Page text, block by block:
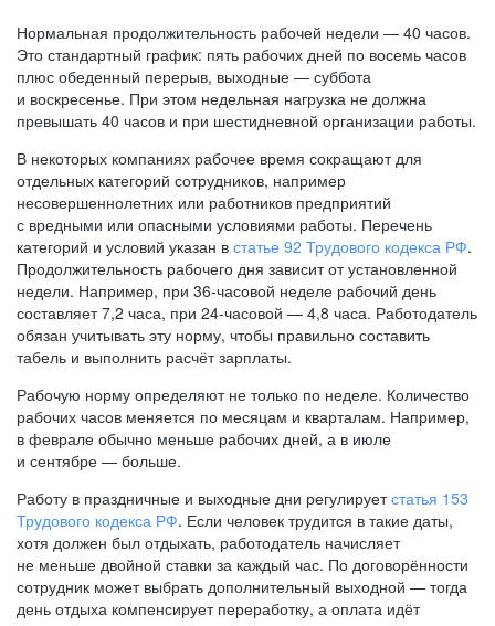
Нормальная продолжительность рабочей недели — 40 часов.
Это стандартный график: пять рабочих дней по восемь часов
плюс обеденный перерыв, выходные — суббота
и воскресенье. При этом недельная нагрузка не должна
превышать 40 часов и при шестидневной организации работы.
В некоторых компаниях рабочее время сокращают для
отдельных категорий сотрудников, например
несовершеннолетних или работников предприятий
с вредными или опасными условиями работы. Перечень
категорий и условий указан в статье 92 Трудового кодекса РФ.
Продолжительность рабочего дня зависит от установленной
недели. Например, при 36-часовой неделе рабочий день
составляет 7,2 часа, при 24-часовой — 4,8 часа. Работодатель
обязан учитывать эту норму, чтобы правильно составить
табель и выполнить расчёт зарплаты.
Рабочую норму определяют не только по неделе. Количество
рабочих часов меняется по месяцам и кварталам. Например,
в феврале обычно меньше рабочих дней, а в июле
и сентябре — больше.
Работу в праздничные и выходные дни регулируетстатья 153
Трудового кодекса РФ. Если человек трудится в такие даты,
хотя должен был отдыхать, работодатель начисляет
не меньше двойной ставки за каждый час. По договорённости
сотрудник может выбрать дополнительный выходной — тогда
день отдыха компенсирует переработку, а оплата идёт